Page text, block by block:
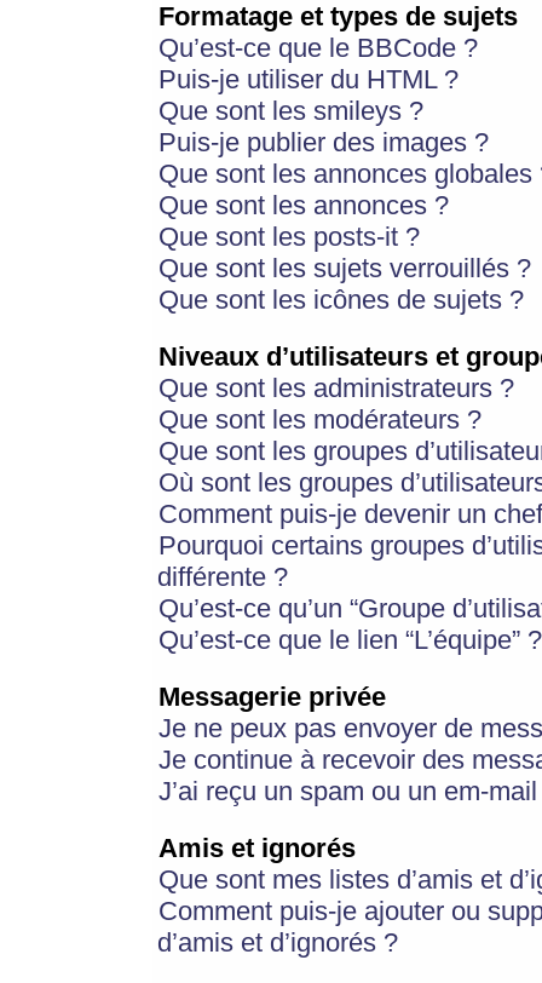
Formatage et types de sujets
Qu’est-ce que le BBCode ?
Puis-je utiliser du HTML ?
Que sont les smileys ?
Puis-je publier des images ?
Que sont les annonces globales
Que sont les annonces ?
Que sont les posts-it ?
Que sont les sujets verrouillés ?
Que sont les icônes de sujets ?
Niveaux d’utilisateurs et
Que sont les administrateurs ?
Que sont les modérateurs ?
Que sont les groupes
Où sont les groupes
Comment puis-je devenir un
Pourquoi certains groupes
différente ?
Qu’est-ce qu’un “Groupe
Qu’est-ce que le lien “L’équipe” ?
Messagerie privée
Je ne peux pas envoyer de
Je continue à recevoir des
J’ai reçu un spam ou un em-
Amis et ignorés
Que sont mes listes d’amis et
Comment puis-je ajouter ou
d’amis et d’ignorés ?